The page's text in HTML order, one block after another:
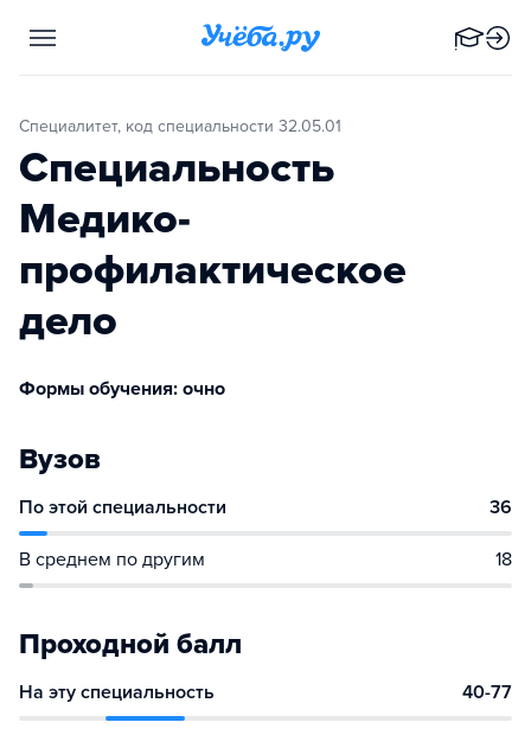
Специалитет, код специальности 32.05.01
Специальность
Медико-
профилактическое
дело
Формы обучения: очно
Вузов
По этой специальности 36
В среднем по другим 18
Проходной балл
На эту специальность 40-77